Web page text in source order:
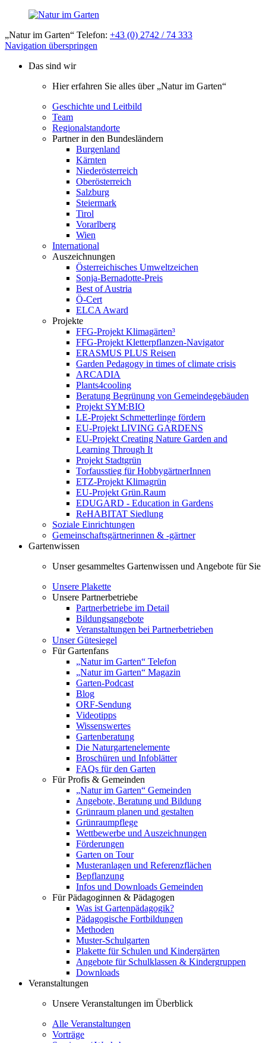
„Natur im Garten“ Telefon: +43 (0) 2742 / 74 333
Navigation überspringen
Das sind wir
Hier erfahren Sie alles über „Natur im Garten“
Geschichte und Leitbild
Team
Regionalstandorte
Partner in den Bundesländern
Burgenland
Kärnten
Niederösterreich
Oberösterreich
Salzburg
Steiermark
Tirol
Vorarlberg
Wien
International
Auszeichnungen
Österreichisches Umweltzeichen
Sonja-Bernadotte-Preis
Best of Austria
Ö-Cert
ELCA Award
Projekte
FFG-Projekt Klimagärten³
FFG-Projekt Kletterpflanzen-Navigator
ERASMUS PLUS Reisen
Garden Pedagogy in times of climate crisis
ARCADIA
Plants4cooling
Beratung Begrünung von Gemeindegebäuden
Projekt SYM:BIO
LE-Projekt Schmetterlinge fördern
EU-Projekt LIVING GARDENS
EU-Projekt Creating Nature Garden and
Learning Through It
Projekt Stadtgrün
Torfausstieg für HobbygärtnerInnen
ETZ-Projekt Klimagrün
EU-Projekt Grün.Raum
EDUGARD - Education in Gardens
ReHABITAT Siedlung
Soziale Einrichtungen
Gemeinschaftsgärtnerinnen & -gärtner
Gartenwissen
Unser gesammeltes Gartenwissen und Angebote für Sie
Unsere Plakette
Unsere Partnerbetriebe
Partnerbetriebe im Detail
Bildungsangebote
Veranstaltungen bei Partnerbetrieben
Unser Gütesiegel
Für Gartenfans
„Natur im Garten“ Telefon
„Natur im Garten“ Magazin
Garten-Podcast
Blog
ORF-Sendung
Videotipps
Wissenswertes
Gartenberatung
Die Naturgartenelemente
Broschüren und Infoblätter
FAQs für den Garten
Für Profis & Gemeinden
„Natur im Garten“ Gemeinden
Angebote, Beratung und Bildung
Grünraum planen und gestalten
Grünraumpflege
Wettbewerbe und Auszeichnungen
Förderungen
Garten on Tour
Musteranlagen und Referenzflächen
Bepflanzung
Infos und Downloads Gemeinden
Für Pädagoginnen & Pädagogen
Was ist Gartenpädagogik?
Pädagogische Fortbildungen
Methoden
Muster-Schulgarten
Plakette für Schulen und Kindergärten
Angebote für Schulklassen & Kindergruppen
Downloads
Veranstaltungen
Unsere Veranstaltungen im Überblick
Alle Veranstaltungen
Vorträge